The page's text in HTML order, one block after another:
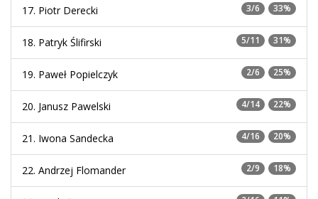
17. Piotr Derecki 33%
3/6
18. Patryk Ślifirski 31%
5/11
19. Paweł Popielczyk 25%
2/6
20. Janusz Pawelski 22%
4/14
21. Iwona Sandecka 20%
4/16
22. Andrzej Flomander 18%
2/9